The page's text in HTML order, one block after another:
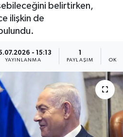
belirtirken,
ilişkin de
- 15:13
YAYINLANMA
1
PAYLAŞIM